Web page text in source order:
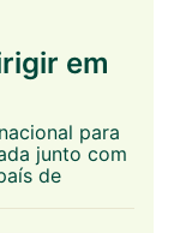
em
para
junto com
de